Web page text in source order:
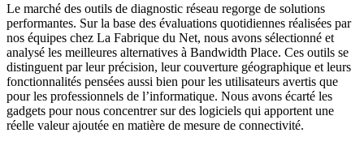
Le marché des outils de diagnostic réseau regorge de solutions
performantes. Sur la base des évaluations quotidiennes réalisées par
nos équipes chez La Fabrique du Net, nous avons sélectionné et
analysé les meilleures alternatives à Bandwidth Place. Ces outils se
distinguent par leur précision, leur couverture géographique et leurs
fonctionnalités pensées aussi bien pour les utilisateurs avertis que
pour les professionnels de l’informatique. Nous avons écarté les
gadgets pour nous concentrer sur des logiciels qui apportent une
réelle valeur ajoutée en matière de mesure de connectivité.